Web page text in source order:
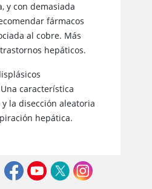
y con demasiada
fármacos
al cobre. Más
hepáticos.
característica
la disección aleatoria
hepática.